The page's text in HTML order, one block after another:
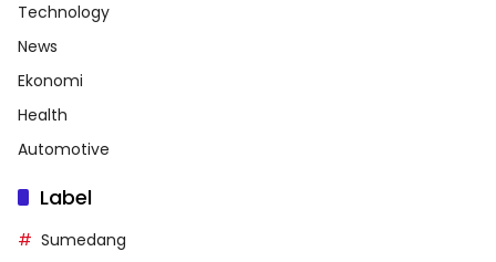
Technology
News
Ekonomi
Health
Automotive
Label
Sumedang